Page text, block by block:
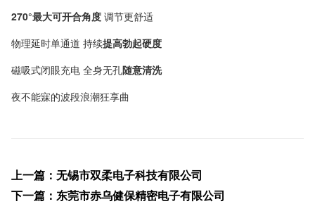
270°最大可开合角度 调节更舒适
物理延时单通道 持续提高勃起硬度
磁吸式闭眼充电 全身无孔随意清洗
夜不能寐的波段浪潮狂享曲
上一篇 ： 无锡市双柔电子科技有限公司
下一篇 ： 东莞市赤乌健保精密电子有限公司